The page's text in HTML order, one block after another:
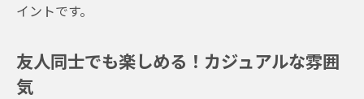
イントです。
友人同士でも楽しめる！カジュアルな雰囲
気